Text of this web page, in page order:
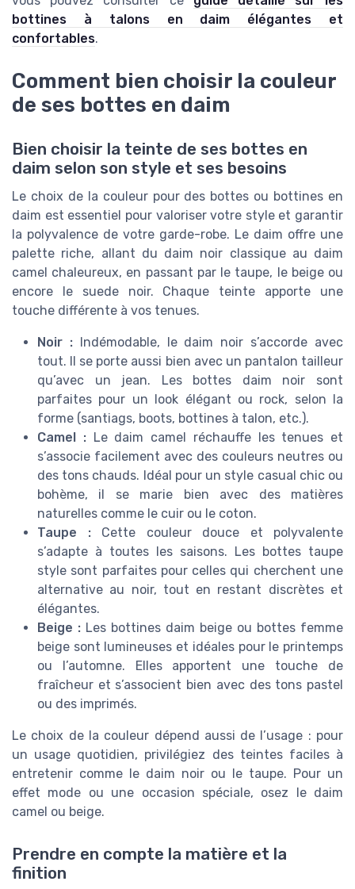
bottines à talons en daim élégantes et
confortables.
Comment bien choisir la couleur
de ses bottes en daim
Bien choisir la teinte de ses bottes en
daim selon son style et ses besoins
Le choix de la couleur pour des bottes ou bottines en
daim est essentiel pour valoriser votre style et garantir
la polyvalence de votre garde-robe. Le daim offre une
palette riche, allant du daim noir classique au daim
camel chaleureux, en passant par le taupe, le beige ou
encore le suede noir. Chaque teinte apporte une
touche différente à vos tenues.
Noir :Indémodable, le daim noir s’accorde avec
tout. Il se porte aussi bien avec un pantalon tailleur
qu’avec un jean. Les bottes daim noir sont
parfaites pour un look élégant ou rock, selon la
forme (santiags, boots, bottines à talon, etc.).
Camel :Le daim camel réchauffe les tenues et
s’associe facilement avec des couleurs neutres ou
des tons chauds. Idéal pour un style casual chic ou
bohème, il se marie bien avec des matières
naturelles comme le cuir ou le coton.
Taupe :Cette couleur douce et polyvalente
s’adapte à toutes les saisons. Les bottes taupe
style sont parfaites pour celles qui cherchent une
alternative au noir, tout en restant discrètes et
élégantes.
Beige : Les bottines daim beige ou bottes femme
beige sont lumineuses et idéales pour le printemps
ou l’automne. Elles apportent une touche de
fraîcheur et s’associent bien avec des tons pastel
ou des imprimés.
Le choix de la couleur dépend aussi de l’usage : pour
un usage quotidien, privilégiez des teintes faciles à
entretenir comme le daim noir ou le taupe. Pour un
effet mode ou une occasion spéciale, osez le daim
camel ou beige.
Prendre en compte la matière et la
finition